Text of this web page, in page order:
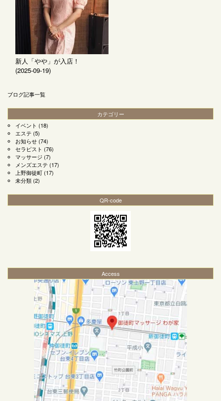
新人「やや」が入店！
(2025-09-19)
ブログ記事一覧
カテゴリー
イベント (18)
エステ (5)
お知らせ(74)
セラピスト (76)
マッサージ (7)
メンズエステ (17)
上野御徒町(17)
未分類(2)
QR-code
Access